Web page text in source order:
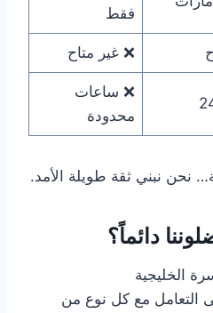
فقط
❌ غير متاح
❌ ساعات
محدودة
نحن نبني ثقة طويلة الأمد.
دائماً؟
الخليجية
التعامل مع كل نوع من